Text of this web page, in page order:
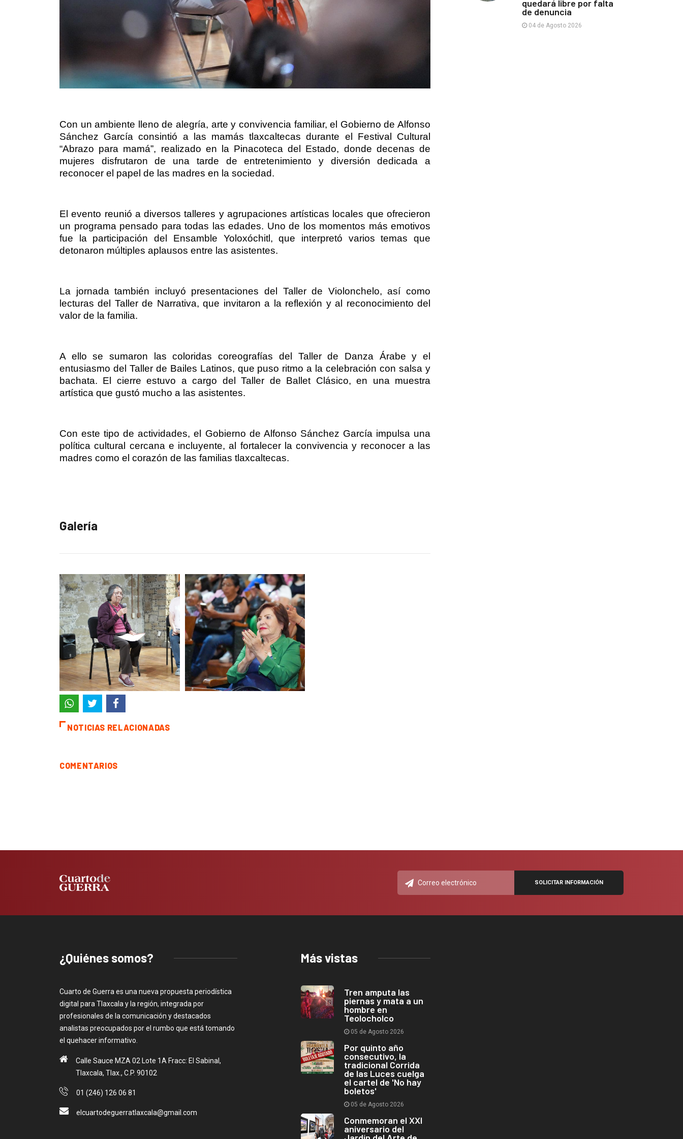
Con un ambiente lleno de alegría, arte y convivencia familiar, el Gobierno de Alfonso
Sánchez García consintió a las mamás tlaxcaltecas durante el Festival Cultural
“Abrazo para mamá”, realizado en la Pinacoteca del Estado, donde decenas de
mujeres disfrutaron de una tarde de entretenimiento y diversión dedicada a
reconocer el papel de las madres en la sociedad.
El evento reunió a diversos talleres y agrupaciones artísticas locales que ofrecieron
un programa pensado para todas las edades. Uno de los momentos más emotivos
fue la participación del Ensamble Yoloxóchitl, que interpretó varios temas que
detonaron múltiples aplausos entre las asistentes.
La jornada también incluyó presentaciones del Taller de Violonchelo, así como
lecturas del Taller de Narrativa, que invitaron a la reflexión y al reconocimiento del
valor de la familia.
A ello se sumaron las coloridas coreografías del Taller de Danza Árabe y el
entusiasmo del Taller de Bailes Latinos, que puso ritmo a la celebración con salsa y
bachata. El cierre estuvo a cargo del Taller de Ballet Clásico, en una muestra
artística que gustó mucho a las asistentes.
Con este tipo de actividades, el Gobierno de Alfonso Sánchez García impulsa una
política cultural cercana e incluyente, al fortalecer la convivencia y reconocer a las
madres como el corazón de las familias tlaxcaltecas.
Galería
NOTICIAS RELACIONADAS
COMENTARIOS
quedará libre por falta
de denuncia
04 de Agosto 2026
¿Quiénes somos?
Cuarto de Guerra es una nueva propuesta periodística
digital para Tlaxcala y la región, integrada por
profesionales de la comunicación y destacados
analistas preocupados por el rumbo que está tomando
el quehacer informativo.
Calle Sauce MZA 02 Lote 1A Fracc: El Sabinal,
Tlaxcala, Tlax., C.P. 90102
01 (246) 126 06 81
elcuartodeguerratlaxcala@gmail.com
Más vistas
Tren amputa las
piernas y mata a un
hombre en
Teolocholco
05 de Agosto 2026
Por quinto año
consecutivo, la
tradicional Corrida
de las Luces cuelga
el cartel de 'No hay
boletos'
05 de Agosto 2026
Conmemoran el XXI
aniversario del